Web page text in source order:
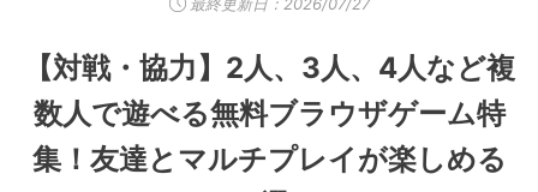
【対戦・協力】2人、3人、4人など複
数人で遊べる無料ブラウザゲーム特
集！友達とマルチプレイが楽しめる